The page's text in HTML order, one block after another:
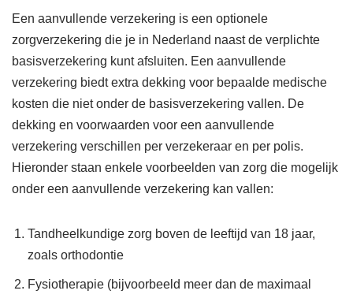
Een aanvullende verzekering is een optionele
zorgverzekering die je in Nederland naast de verplichte
basisverzekering kunt afsluiten. Een aanvullende
verzekering biedt extra dekking voor bepaalde medische
kosten die niet onder de basisverzekering vallen. De
dekking en voorwaarden voor een aanvullende
verzekering verschillen per verzekeraar en per polis.
Hieronder staan enkele voorbeelden van zorg die mogelijk
onder een aanvullende verzekering kan vallen:
Tandheelkundige zorg boven de leeftijd van 18 jaar,
zoals orthodontie
Fysiotherapie (bijvoorbeeld meer dan de maximaal